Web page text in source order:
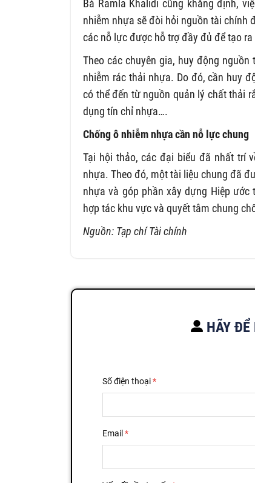
Bà Ramla Khalidi cũng khẳng định,
nhiễm nhựa sẽ đòi hỏi nguồn tài chính
các nỗ lực được hỗ trợ đầy đủ để tạo
Theo các chuyên gia, huy động
nhiễm rác thải nhựa. Do đó, cần huy
có thể đến từ nguồn quản lý chất thải
dụng tín chỉ nhựa….
Chống ô nhiễm nhựa cần nỗ lực chung
Tại hội thảo, các đại biểu đã nhất trí
nhựa. Theo đó, một tài liệu chung đã
nhựa và góp phần xây dựng Hiệp
hợp tác khu vực và quyết tâm chung
Nguồn: Tạp chí Tài chính
HÃY